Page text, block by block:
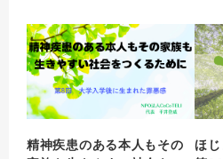
精神疾患のある本人もその
ほ